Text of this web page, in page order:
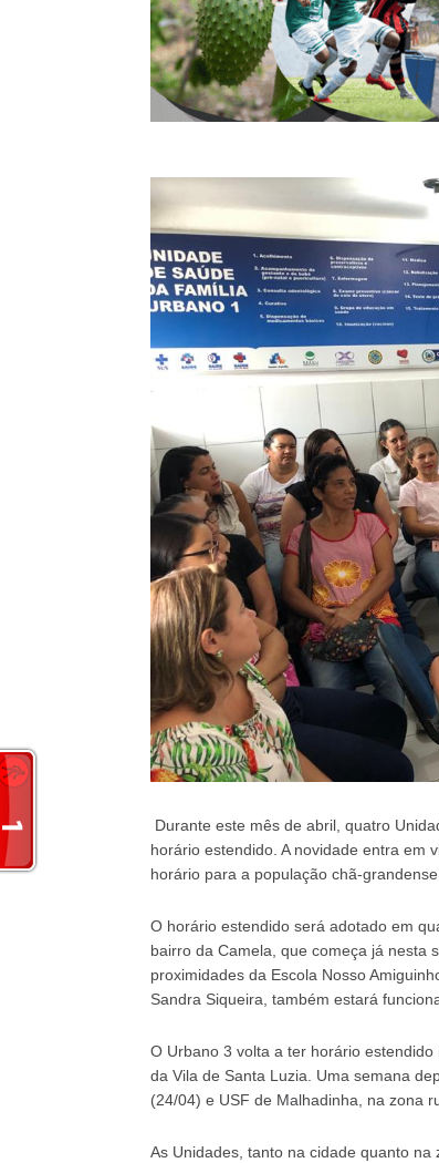
Durante este mês de abril, quatro
horário estendido. A novidade entra em
horário para a população chã-
O horário estendido será adotado em
bairro da Camela, que começa já nesta
proximidades da Escola Nosso
Sandra Siqueira, também estará
O Urbano 3 volta a ter horário
da Vila de Santa Luzia. Uma semana
(24/04) e USF de Malhadinha, na zona
As Unidades, tanto na cidade quanto